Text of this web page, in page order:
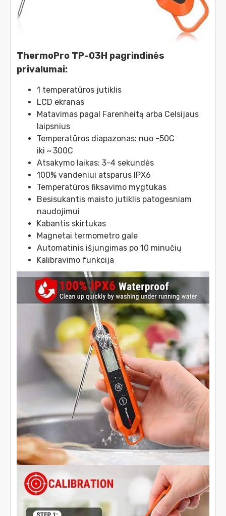
ThermoPro TP-03H pagrindinės
privalumai:
1 temperatūros jutiklis
LCD ekranas
Matavimas pagal Farenheitą arba Celsijaus
laipsnius
Temperatūros diapazonas: nuo -50C
iki ~ 300C
Atsakymo laikas: 3-4 sekundės
100% vandeniui atsparus IPX6
Temperatūros fiksavimo mygtukas
Besisukantis maisto jutiklis patogesniam
naudojimui
Kabantis skirtukas
Magnetai termometro gale
Automatinis išjungimas po 10 minučių
Kalibravimo funkcija